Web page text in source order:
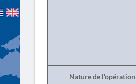
Nature de l'opération